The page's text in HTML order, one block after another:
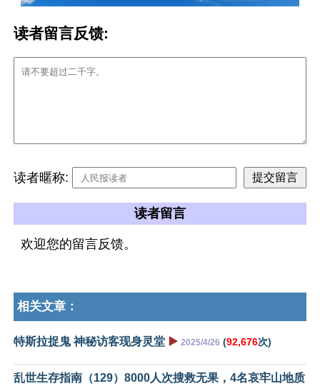
读者留言反馈:
读者暱称:
读者留言
欢迎您的留言反馈。
相关文章：
特斯拉捉鬼 神秘访客现身灵堂 ▶️ 2025/4/26 (92,676次)
乱世生存指南（129）8000人次搜救无果，4名哀牢山地质